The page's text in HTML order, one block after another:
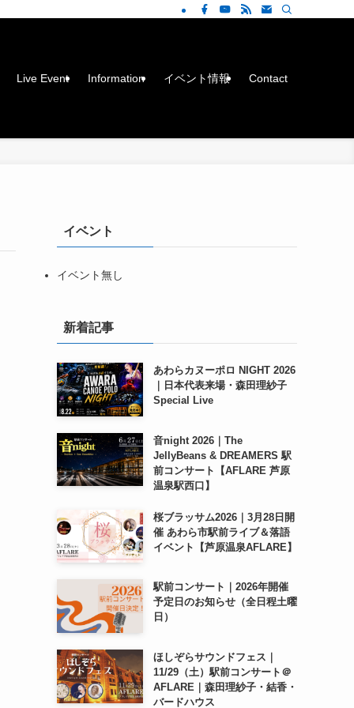
Live Event Information イベント情報 Contact
イベント
イベント無し
新着記事
あわらカヌーポロ NIGHT 2026
｜日本代表来場・森田理紗子
Special Live
音night 2026｜The
JellyBeans & DREAMERS 駅
前コンサート【AFLARE 芦原
温泉駅西口】
桜ブラッサム2026｜3月28日開
催 あわら市駅前ライブ＆落語
イベント【芦原温泉AFLARE】
駅前コンサート｜2026年開催
予定日のお知らせ（全日程土曜
日）
ほしぞらサウンドフェス｜
11/29（土）駅前コンサート＠
AFLARE｜森田理紗子・結香・
バードハウス